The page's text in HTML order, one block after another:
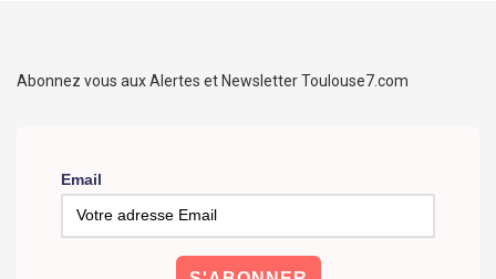
Abonnez vous aux Alertes et Newsletter Toulouse7.com
Email